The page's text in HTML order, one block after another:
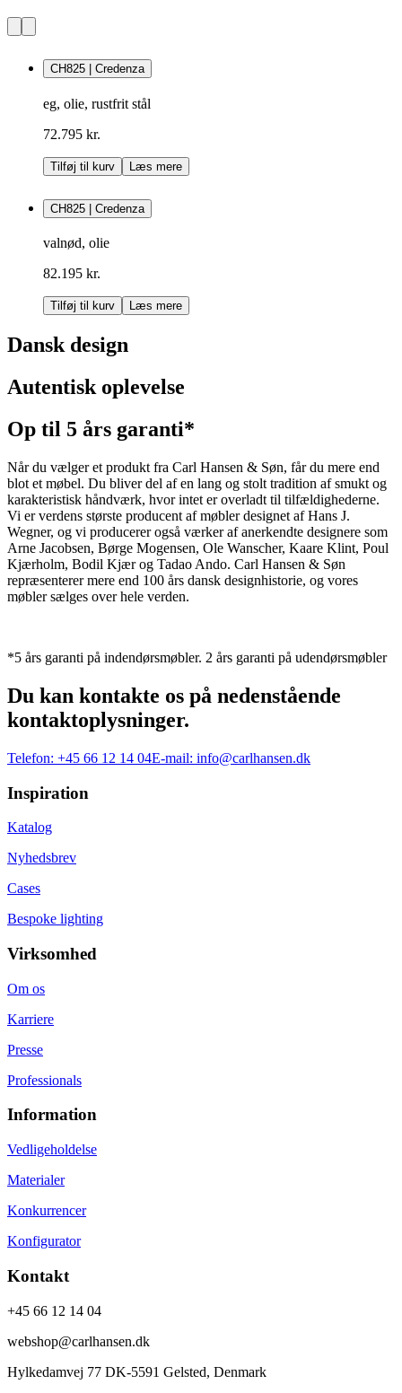
CH825 | Credenza
eg, olie, rustfrit stål
72.795 kr.
Tilføj til kurv Læs mere
CH825 | Credenza
valnød, olie
82.195 kr.
Tilføj til kurv Læs mere
Dansk design
Autentisk oplevelse
Op til 5 års garanti*
Når du vælger et produkt fra Carl Hansen & Søn, får du mere end
blot et møbel. Du bliver del af en lang og stolt tradition af smukt og
karakteristisk håndværk, hvor intet er overladt til tilfældighederne.
Vi er verdens største producent af møbler designet af Hans J.
Wegner, og vi producerer også værker af anerkendte designere som
Arne Jacobsen, Børge Mogensen, Ole Wanscher, Kaare Klint, Poul
Kjærholm, Bodil Kjær og Tadao Ando. Carl Hansen & Søn
repræsenterer mere end 100 års dansk designhistorie, og vores
møbler sælges over hele verden.
*5 års garanti på indendørsmøbler. 2 års garanti på udendørsmøbler
Du kan kontakte os på nedenstående
kontaktoplysninger.
Telefon: +45 66 12 14 04E-mail: info@carlhansen.dk
Inspiration
Katalog
Nyhedsbrev
Cases
Bespoke lighting
Virksomhed
Om os
Karriere
Presse
Professionals
Information
Vedligeholdelse
Materialer
Konkurrencer
Konfigurator
Kontakt
+45 66 12 14 04
webshop@carlhansen.dk
Hylkedamvej 77 DK-5591 Gelsted, Denmark